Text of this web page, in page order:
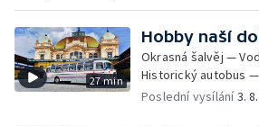
27 min
Hobby naší
Okrasná šalvěj —
Historický autobus
Poslední vysílání3.